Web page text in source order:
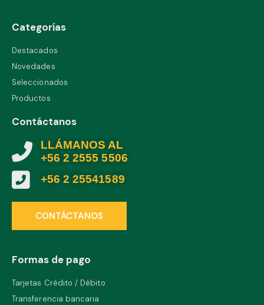
Categorías
Destacados
Novedades
Seleccionados
Productos
Contáctanos
LLÁMANOS AL
+56 2 2555 5506
+56 2 25541589
CONTÁCTANOS
Formas de pago
Tarjetas Crédito / Débito
Transferencia bancaria